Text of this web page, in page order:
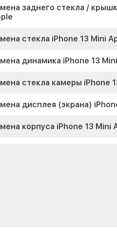
заднего стекла /
стекла iPhone 13 Mini
динамика iPhone 13
стекла камеры iPhone
дисплея (экрана)
корпуса iPhone 13 Mini